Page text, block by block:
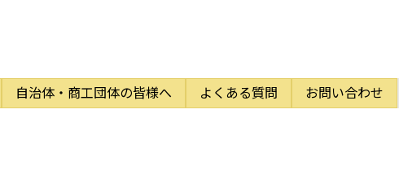
自治体・商工団体の皆様へ よくある質問 お問い合わせ